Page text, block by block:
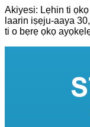
Akiyesi: Lẹhin ti
laarin iṣẹju-aaya
ti o bẹrẹ ọkọ